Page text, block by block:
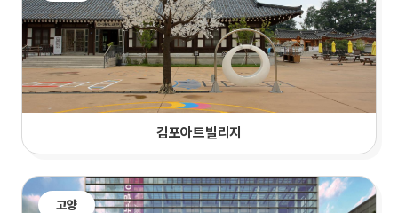
김포아트빌리지
고양